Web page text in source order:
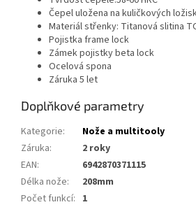
Čepel uložena na kuličkových
Materiál střenky: Titanová slitina
Pojistka frame lock
Zámek pojistky beta lock
Ocelová spona
Záruka 5 let
Doplňkové parametry
Kategorie:
Nože a multitooly
Záruka:
2 roky
EAN:
6942870371115
Délka nože:
208mm
Počet funkcí: 1